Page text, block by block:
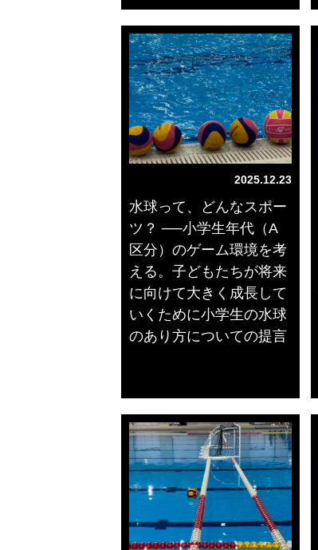
2025.12.23
水球って、どんなスポー
ツ？ ──小学生年代（A
区分）のゲーム環境を考
える。子どもたちが将来
に向けて大きく成長して
いくために小学生の水球
のあり方についての提言